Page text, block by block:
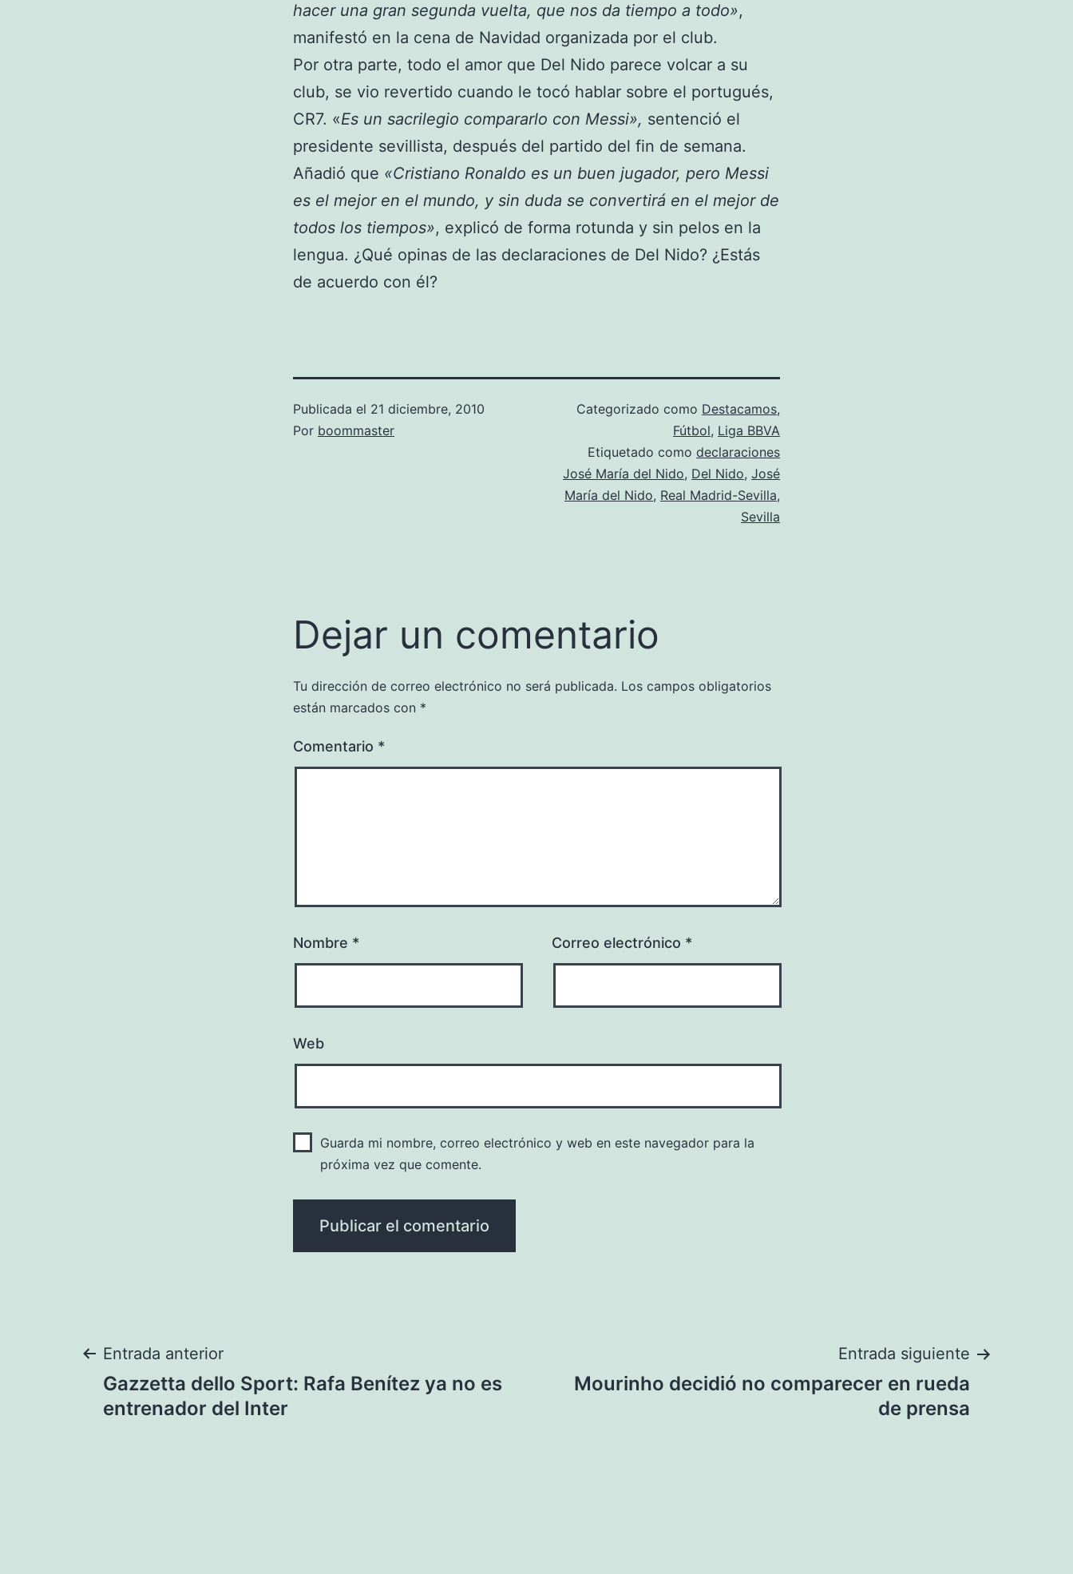
hacer una gran segunda vuelta, que nos da tiempo a todo»,
manifestó en la cena de Navidad organizada por el club.
Por otra parte, todo el amor que Del Nido parece volcar a su
club, se vio revertido cuando le tocó hablar sobre el portugués,
CR7. «Es un sacrilegio compararlo con Messi», sentenció el
presidente sevillista, después del partido del fin de semana.
Añadió que «Cristiano Ronaldo es un buen jugador, pero Messi
es el mejor en el mundo, y sin duda se convertirá en el mejor de
todos los tiempos», explicó de forma rotunda y sin pelos en la
lengua. ¿Qué opinas de las declaraciones de Del Nido? ¿Estás
de acuerdo con él?
Publicada el 21 diciembre, 2010
Por boommaster
Categorizado como Destacamos,
Fútbol, Liga BBVA
Etiquetado como declaraciones
José María del Nido, Del Nido, José
María del Nido, Real Madrid-Sevilla,
Sevilla
Dejar un comentario
Tu dirección de correo electrónico no será publicada. Los campos obligatorios
están marcados con *
Comentario *
Nombre * Correo electrónico *
Web
Guarda mi nombre, correo electrónico y web en este navegador para la
próxima vez que comente.
Navegación
de
Entrada anterior
Gazzetta dello Sport: Rafa Benítez ya no es
entrenador del Inter
Entrada siguiente
Mourinho decidió no comparecer en rueda
de prensa